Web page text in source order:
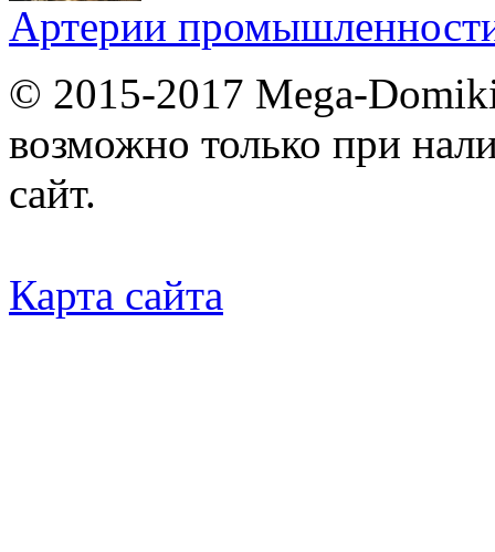
Артерии
© 2015-2017 Mega-
возможно только при
сайт.
Карта сайта